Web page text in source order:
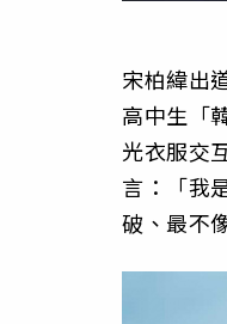
宋柏緯出
高中生「
光衣服交
言：「我
破、最不